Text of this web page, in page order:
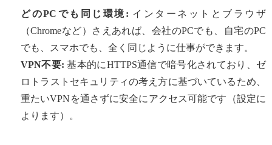
どのPCでも同じ環境: インターネットとブラウザ
（Chromeなど）さえあれば、会社のPCでも、自宅のPC
でも、スマホでも、全く同じように仕事ができます。
VPN不要: 基本的にHTTPS通信で暗号化されており、ゼ
ロトラストセキュリティの考え方に基づいているため、
重たいVPNを通さずに安全にアクセス可能です（設定に
よります）。